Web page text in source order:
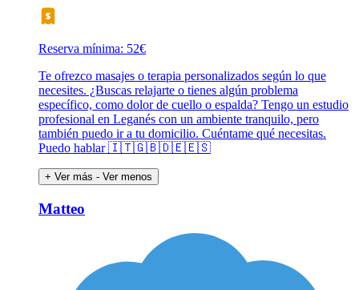
Reserva mínima: 52€
Te ofrezco masajes o terapia personalizados según lo que
necesites. ¿Buscas relajarte o tienes algún problema
específico, como dolor de cuello o espalda? Tengo un estudio
profesional en Leganés con un ambiente tranquilo, pero
también puedo ir a tu domicilio. Cuéntame qué necesitas.
Puedo hablar 🇮🇹🇬🇧🇩🇪🇪🇸
+ Ver más - Ver menos
Matteo